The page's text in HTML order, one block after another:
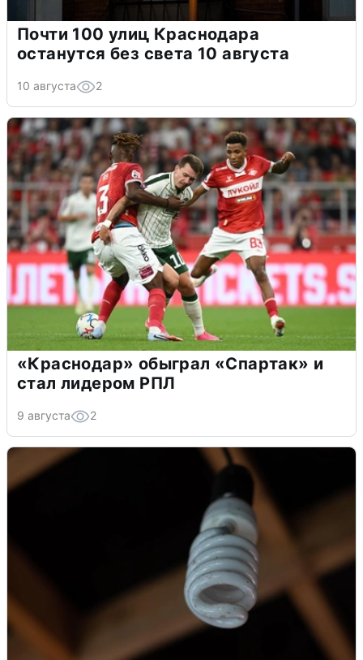
Почти 100 улиц Краснодара
останутся без света 10 августа
10 августа 2
«Краснодар» обыграл «Спартак» и
стал лидером РПЛ
9 августа 2